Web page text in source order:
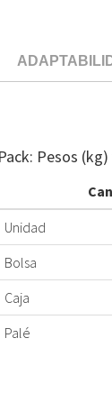
Pack: Pesos
Unidad
Bolsa
Caja
Palé